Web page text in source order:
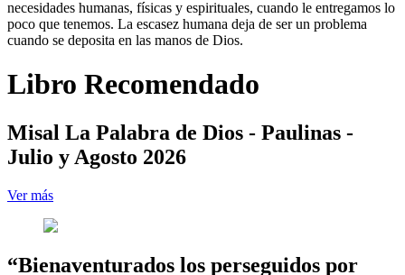
necesidades humanas, físicas y espirituales, cuando le entregamos lo
poco que tenemos. La escasez humana deja de ser un problema
cuando se deposita en las manos de Dios.
Libro Recomendado
Misal La Palabra de Dios - Paulinas -
Julio y Agosto 2026
Ver más
“Bienaventurados los perseguidos por